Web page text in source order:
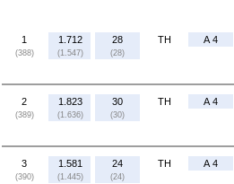
1
(388)
1.712
(1.547)
28
(28)
TH A 4
2
(389)
1.823
(1.636)
30
(30)
TH A 4
3
(390)
1.581
(1.445)
24
(24)
TH A 4